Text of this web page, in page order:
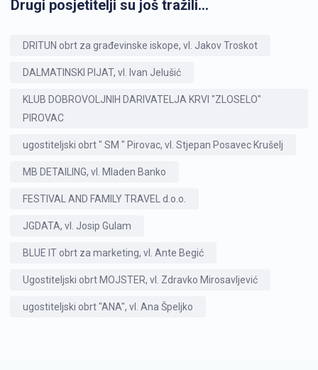
Drugi posjetitelji su još tražili...
DRITUN obrt za građevinske iskope, vl. Jakov Troskot
DALMATINSKI PIJAT, vl. Ivan Jelušić
KLUB DOBROVOLJNIH DARIVATELJA KRVI "ZLOSELO"
PIROVAC
ugostiteljski obrt " SM " Pirovac, vl. Stjepan Posavec Krušelj
MB DETAILING, vl. Mladen Banko
FESTIVAL AND FAMILY TRAVEL d.o.o.
JGDATA, vl. Josip Gulam
BLUE IT obrt za marketing, vl. Ante Begić
Ugostiteljski obrt MOJSTER, vl. Zdravko Mirosavljević
ugostiteljski obrt "ANA", vl. Ana Špeljko